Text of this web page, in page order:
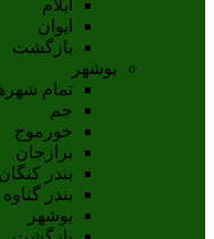
ايلام
ايوان
بازگشت
بوشهر
تمام
جم
خورموج
برازجان
بندر کنگان
بندر گناوه
بوشهر